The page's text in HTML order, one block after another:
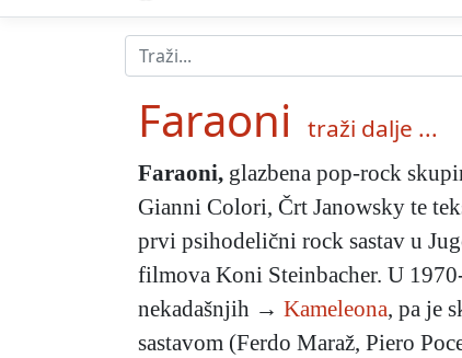
Faraoni traži dalje ...
Faraoni, glazbena pop-rock
Gianni Colori, Črt Janowsky te
prvi psihodelični rock sastav u
filmova Koni Steinbacher. U
nekadašnjih → Kameleona, pa je
sastavom (Ferdo Maraž, Piero